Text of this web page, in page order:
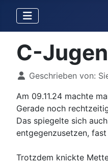
C-
DetailsGeschrieben von:
Am 09.11.24 machte
Gerade noch
Das spiegelte sich
entgegenzusetzen,
Trotzdem knickte